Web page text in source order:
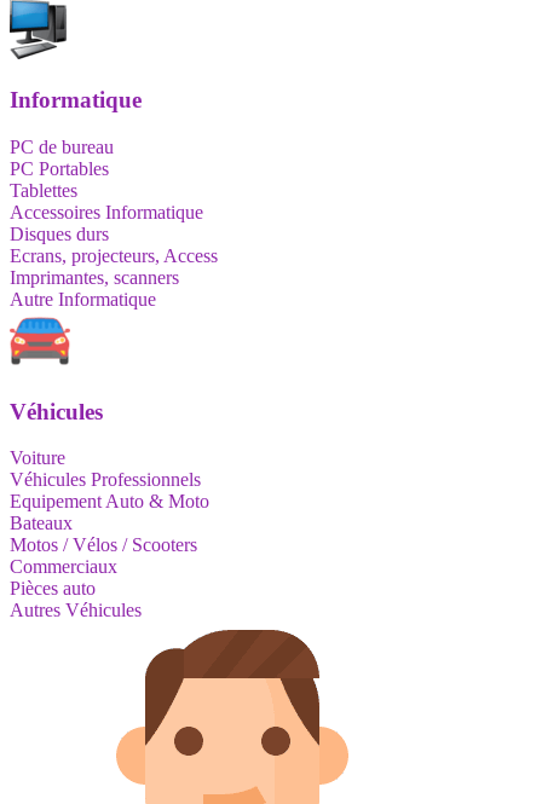
Informatique
PC de bureau
PC Portables
Tablettes
Accessoires Informatique
Disques durs
Ecrans, projecteurs, Access
Imprimantes, scanners
Autre Informatique
Véhicules
Voiture
Véhicules Professionnels
Equipement Auto & Moto
Bateaux
Motos / Vélos / Scooters
Commerciaux
Pièces auto
Autres Véhicules